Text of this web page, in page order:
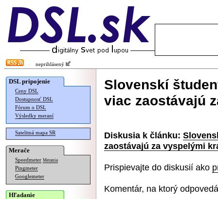
neprihlásený
DSL pripojenie
Ceny DSL
Dostupnosť DSL
Fórum o DSL
Výsledky meraní
Satelitná mapa SR
Merače
Speedmeter Merania
Pingmeter
Googlemeter
Hľadanie
Slovenskí
viac zaostávajú
Diskusia k článku:
zaostávajú za vyspelými
Prispievajte do diskusií ako
Komentár, na ktorý